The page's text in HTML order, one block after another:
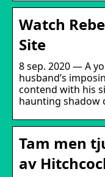
Watch
Site
8 sep. 2020 — A
husband’s
contend with his
haunting shadow
Tam men
av